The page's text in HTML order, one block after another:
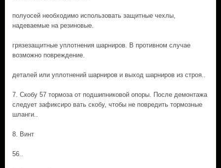
полуосей необходимо использовать защитные чехлы,
надеваемые на резиновые.
грязезащитные уплотнения шарниров. В противном случае
возможно повреждение.
деталей или уплотнений шарниров и выход шарниров из строя..
7. Скобу 57 тормоза от подшипниковой опоры. После демонтажа
следует зафиксиро вать скобу, чтобы не повредить тормозные
шланги..
8. Винт
56..